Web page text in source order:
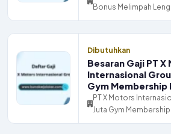
Bonus Melimpah
Dibutuhkan
Besaran Gaji PT X
Internasional
Gym Membership
PT X Motors
Juta Gym